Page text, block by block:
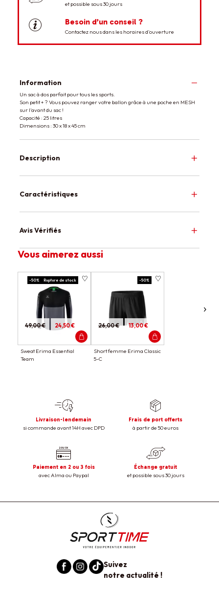
et possible sous 30 jours
Besoin d’un conseil ?
Contactez nous dans les horaires d’ouverture
Information
Un sac à dos parfait pour tous les sports.
Son petit + ? Vous pouvez ranger votre ballon grâce à une poche en MESH
sur l'avant du sac !
Capacité : 25 litres
Dimensions : 30 x 18 x 45 cm
Description
Caractéristiques
Avis Vérifiés
Vous aimerez aussi
49,00 € 24,50 €
-50% Rupture de stock
Sweat Erima Essential
Team
26,00 € 13,00 €
-50%
Short femme Erima Classic
5-C
Livraison-lendemain
si commande avant 14H avec DPD
Frais de port offerts
à partir de 50 euros
Paiement en 2 ou 3 fois
avec Alma ou Paypal
Échange gratuit
et possible sous 30 jours
Suivez
notre actualité !